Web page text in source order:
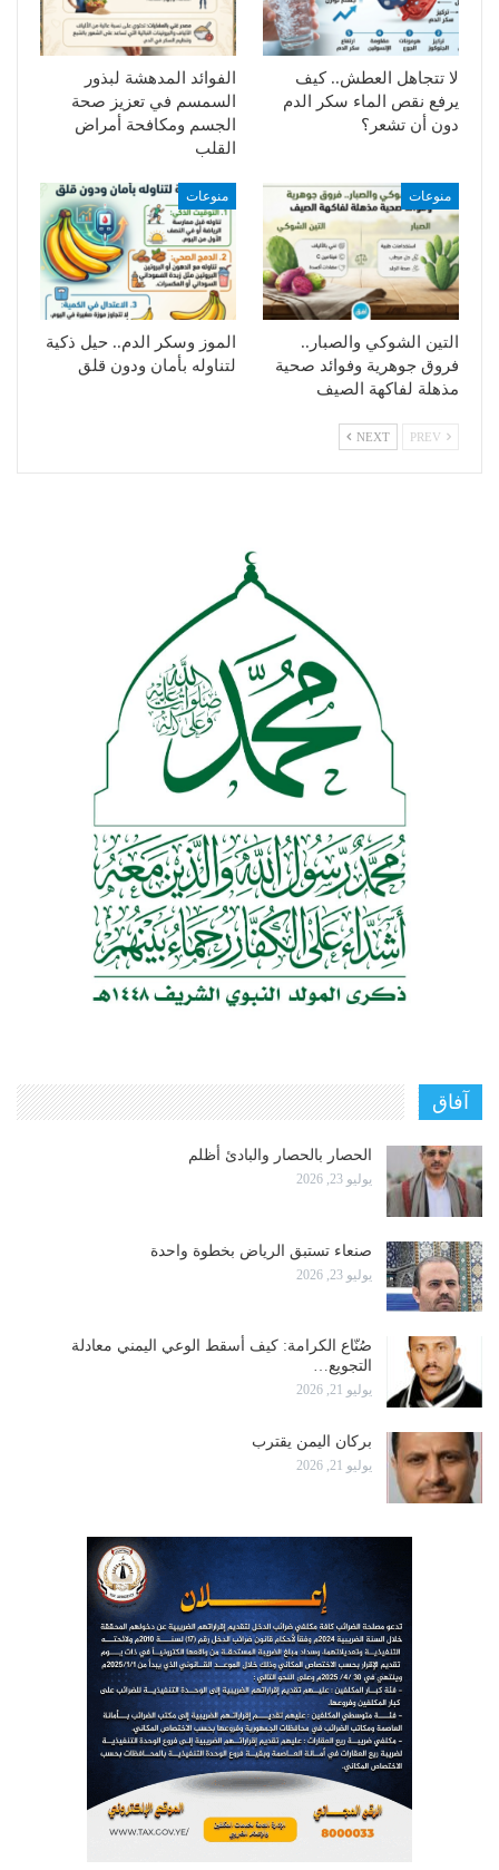
لا تتجاهل العطش.. كيف
يرفع نقص الماء سكر الدم
دون أن تشعر؟
الفوائد المدهشة لبذور
السمسم في تعزيز صحة
الجسم ومكافحة أمراض
القلب
منوعات
التين الشوكي والصبار..
فروق جوهرية وفوائد صحية
مذهلة لفاكهة الصيف
منوعات
الموز وسكر الدم.. حيل ذكية
لتناوله بأمان ودون قلق
NEXT
آفاق
الحصار بالحصار والبادئ أظلم
يوليو 23, 2026
صنعاء تستبق الرياض بخطوة واحدة
يوليو 23, 2026
صُنّاع الكرامة: كيف أسقط الوعي اليمني معادلة
التجويع…
يوليو 21, 2026
بركان اليمن يقترب
يوليو 21, 2026